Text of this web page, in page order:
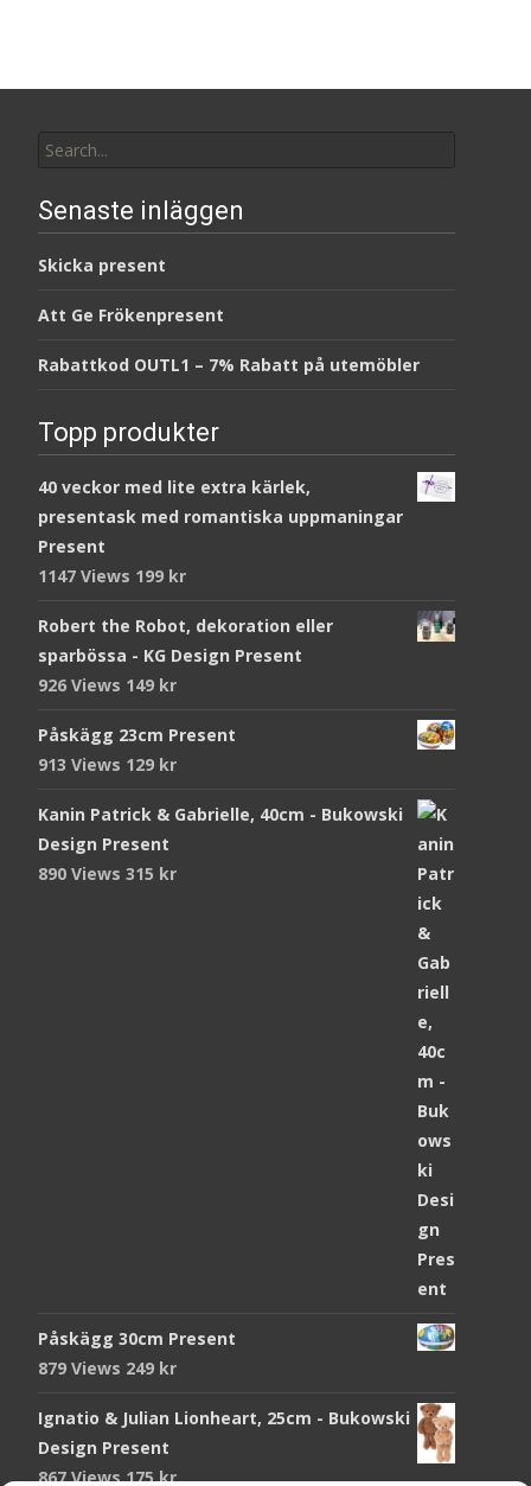
for:
Senaste inläggen
Skicka present
Att Ge Frökenpresent
Rabattkod OUTL1 – 7% Rabatt på utemöbler
Topp produkter
40 veckor med lite extra kärlek,
presentask med romantiska uppmaningar
Present
1147 Views 199 kr
Robert the Robot, dekoration eller
sparbössa - KG Design Present
926 Views 149 kr
Påskägg 23cm Present
913 Views 129 kr
Kanin Patrick & Gabrielle, 40cm - Bukowski
Design Present
890 Views 315 kr
Påskägg 30cm Present
879 Views 249 kr
Ignatio & Julian Lionheart, 25cm - Bukowski
Design Present
867 Views175kr